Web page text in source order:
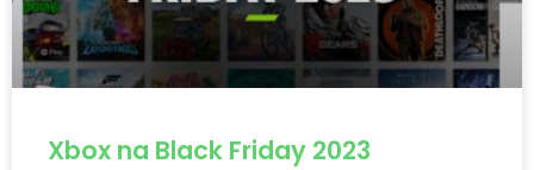
Xbox na Black Friday 2023